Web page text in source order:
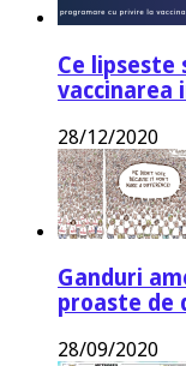
Ce lipseste
vaccinarea
28/12/2020
Ganduri
proaste de
28/09/2020